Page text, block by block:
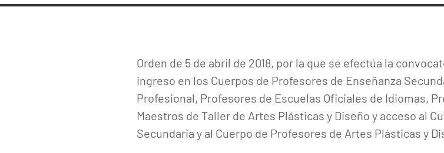
Orden de 5 de abril de 2018, por la que se efectúa la
ingreso en los Cuerpos de Profesores de Enseñanza
Profesional, Profesores de Escuelas Oficiales de Idiomas,
Maestros de Taller de Artes Plásticas y Diseño y acceso al
Secundaria y al Cuerpo de Profesores de Artes Plásticas y